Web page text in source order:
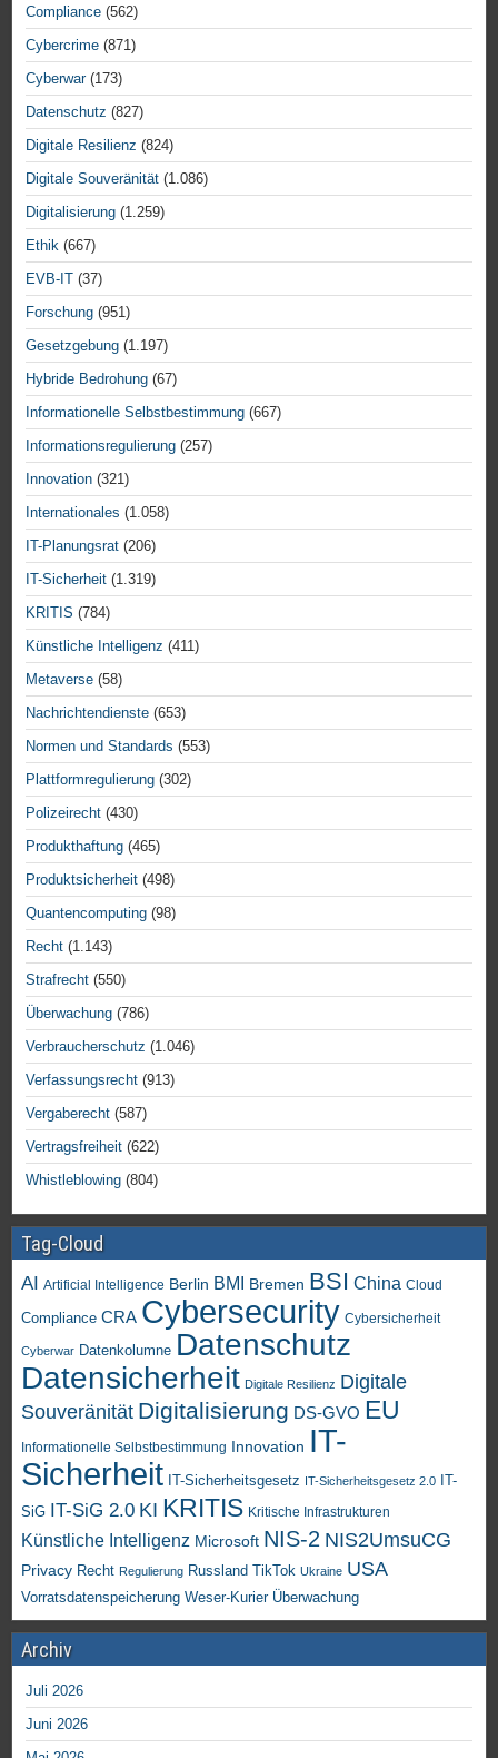
Compliance (562)
Cybercrime (871)
Cyberwar(173)
Datenschutz (827)
Digitale Resilienz (824)
Digitale Souveränität (1.086)
Digitalisierung (1.259)
Ethik (667)
EVB-IT (37)
Forschung (951)
Gesetzgebung (1.197)
Hybride Bedrohung (67)
Informationelle Selbstbestimmung (667)
Informationsregulierung (257)
Innovation (321)
Internationales (1.058)
IT-Planungsrat (206)
IT-Sicherheit (1.319)
KRITIS (784)
Künstliche Intelligenz (411)
Metaverse (58)
Nachrichtendienste (653)
Normen und Standards (553)
Plattformregulierung (302)
Polizeirecht (430)
Produkthaftung (465)
Produktsicherheit (498)
Quantencomputing (98)
Recht (1.143)
Strafrecht (550)
Überwachung (786)
Verbraucherschutz (1.046)
Verfassungsrecht (913)
Vergaberecht (587)
Vertragsfreiheit (622)
Whistleblowing (804)
Tag-Cloud
AI Artificial Intelligence Berlin BMI Bremen BSI China Cloud
Compliance CRA Cybersecurity Cybersicherheit
Cyberwar Datenkolumne Datenschutz
Datensicherheit Digitale Resilienz Digitale
Souveränität Digitalisierung DS-GVO EU
Informationelle Selbstbestimmung Innovation IT-
Sicherheit IT-Sicherheitsgesetz IT-Sicherheitsgesetz 2.0
IT-
SiG IT-SiG 2.0 KI KRITIS Kritische Infrastrukturen
Künstliche Intelligenz Microsoft NIS-2 NIS2UmsuCG
Privacy Recht Regulierung Russland TikTok Ukraine USA
Vorratsdatenspeicherung Weser-Kurier Überwachung
Archiv
Juli 2026
Juni 2026